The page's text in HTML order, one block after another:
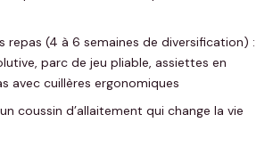
repas (4 à 6 semaines de diversification) :
parc de jeu pliable, assiettes en
avec cuillères ergonomiques
coussin d’allaitement qui change la vie